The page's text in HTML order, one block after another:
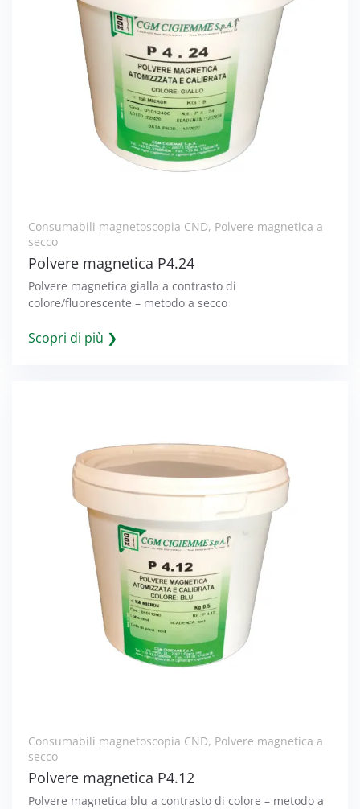
Consumabili magnetoscopia CND, Polvere magnetica a
secco
Polvere magnetica P4.24
Polvere magnetica gialla a contrasto di
colore/fluorescente – metodo a secco
Scopri di più ❯
Consumabili magnetoscopia CND, Polvere magnetica a
secco
Polvere magnetica P4.12
Polvere magnetica blu a contrasto di colore – metodo a